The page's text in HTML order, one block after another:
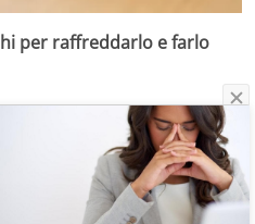
per raffreddarlo e farlo
in casa o in ufficio,
o dopo…